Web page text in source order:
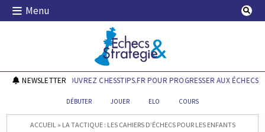
Skip
Menu
Echecs & Stratégie
NEWSLETTERDÉCOUVREZ CHESSTIPS.FR POUR PROGRESSER AUX ÉCHECS !
DÉBUTER JOUER ELO COURS
ACCUEIL» LA TACTIQUE : LES CAHIERS D’ÉCHECS POUR LES ENFANTS